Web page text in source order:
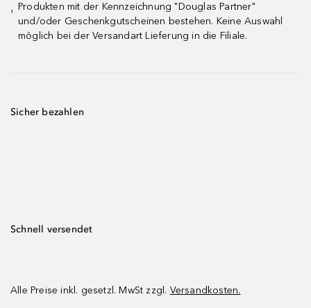
¹
Produkten mit der Kennzeichnung "Douglas Partner"
und/oder Geschenkgutscheinen bestehen. Keine Auswahl
möglich bei der Versandart Lieferung in die Filiale.
Sicher bezahlen
Schnell versendet
Alle Preise inkl. gesetzl. MwSt zzgl. Versandkosten.